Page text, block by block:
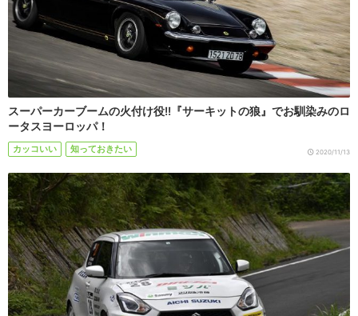
スーパーカーブームの火付け役!!『サーキットの狼』でお馴染みのロ
ータスヨーロッパ！
カッコいい 知っておきたい 2020/11/13